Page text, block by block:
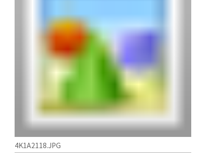
4K1A2118.JPG